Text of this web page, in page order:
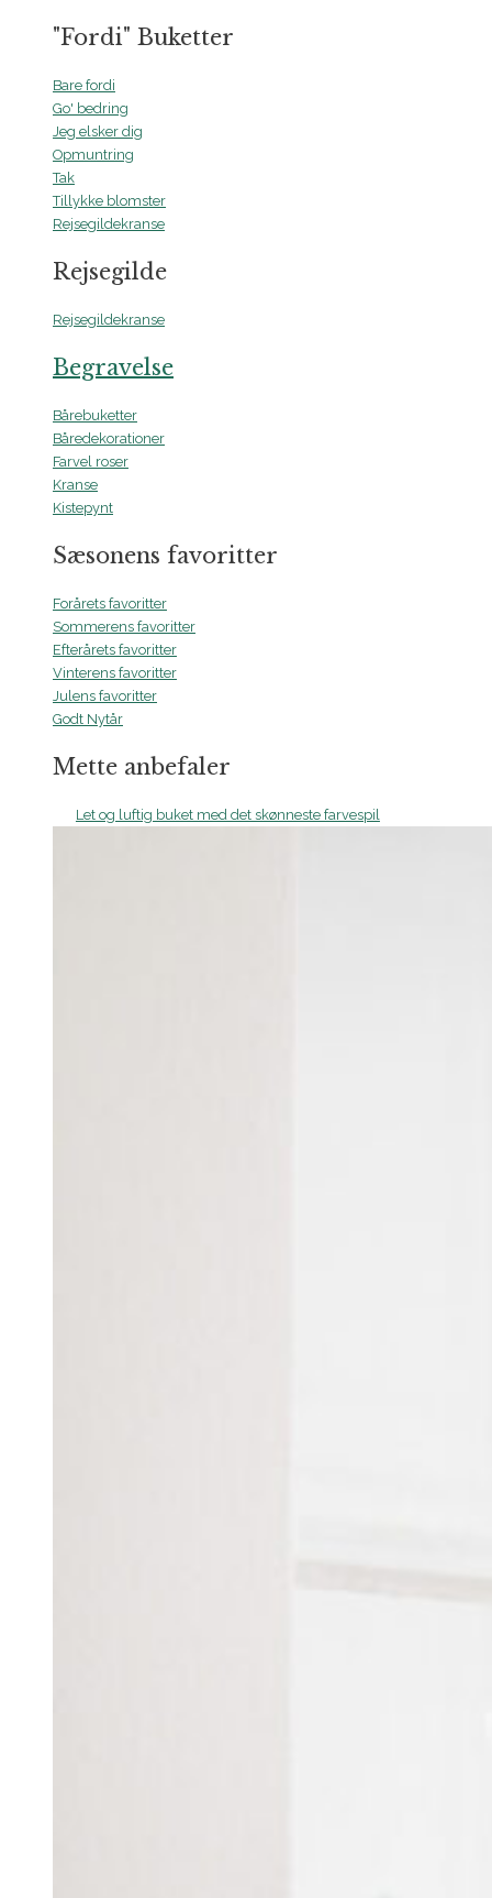
"Fordi" Buketter
Bare fordi
Go' bedring
Jeg elsker dig
Opmuntring
Tak
Tillykke blomster
Rejsegildekranse
Rejsegilde
Rejsegildekranse
Begravelse
Bårebuketter
Båredekorationer
Farvel roser
Kranse
Kistepynt
Sæsonens favoritter
Forårets favoritter
Sommerens favoritter
Efterårets favoritter
Vinterens favoritter
Julens favoritter
Godt Nytår
Mette anbefaler
Let og luftig buket med det skønneste farvespil